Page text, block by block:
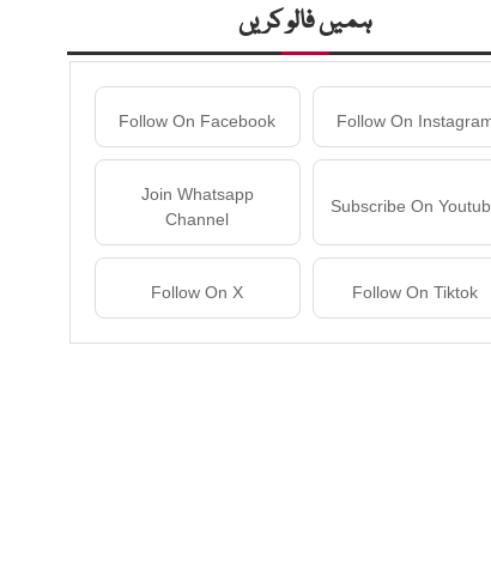
ہمیں فالو کریں
Follow On
Follow On Facebook
Subscribe On
Join Whatsapp
Channel
Follow On Tiktok
Follow On X